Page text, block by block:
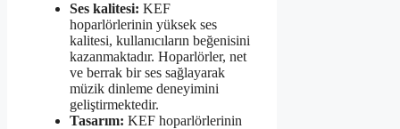
Ses kalitesi: KEF
hoparlörlerinin yüksek ses
kalitesi, kullanıcıların beğenisini
kazanmaktadır. Hoparlörler, net
ve berrak bir ses sağlayarak
müzik dinleme deneyimini
geliştirmektedir.
Tasarım: KEF hoparlörlerinin